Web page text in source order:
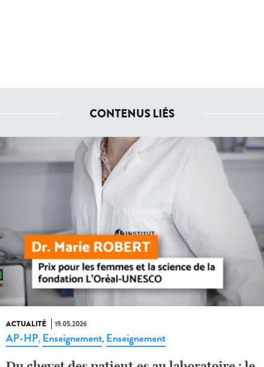
CONTENUS LIÉS
ACTUALITÉ 19.05.2026
AP-HP, Enseignement, Enseignement